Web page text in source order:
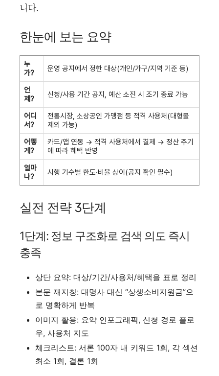
니다.
한눈에 보는 요약
누
가?
운영 공지에서 정한 대상(개인/가구/지역 기준 등)
언
제?
신청/사용 기간 공지, 예산 소진 시 조기 종료 가능
어디
서?
전통시장, 소상공인 가맹점 등 적격 사용처(대형몰
제외 가능)
어떻
게?
카드/앱 연동 → 적격 사용처에서 결제 → 정산 주기
에 따라 혜택 반영
얼마
나?
시행 기수별 한도·비율 상이(공지 확인 필수)
실전 전략 3단계
1단계: 정보 구조화로 검색 의도 즉시
충족
상단 요약: 대상/기간/사용처/혜택을 표로 정리
본문 재지칭: 대명사 대신 “상생소비지원금”으
로 명확하게 반복
이미지 활용: 요약 인포그래픽, 신청 경로 플로
우, 사용처 지도
체크리스트: 서론 100자 내 키워드 1회, 각 섹션
최소 1회, 결론 1회